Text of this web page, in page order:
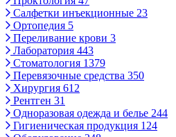
Салфетки инъекционные 23
Ортопедия 5
Переливание крови 3
Лаборатория 443
Стоматология 1379
Перевязочные средства 350
Хирургия 612
Рентген 31
Одноразовая одежда и белье 244
Гигиеническая продукция 124